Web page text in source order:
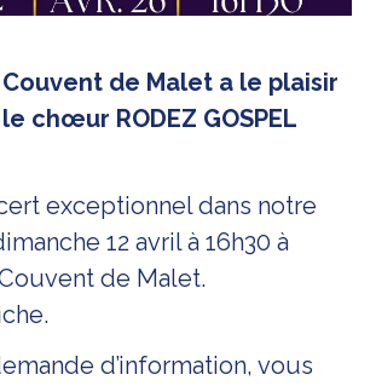
Couvent de Malet a le plaisir
chœur RODEZ GOSPEL
exceptionnel dans notre
12 avril à 16h30 à
de Malet.
d’information, vous